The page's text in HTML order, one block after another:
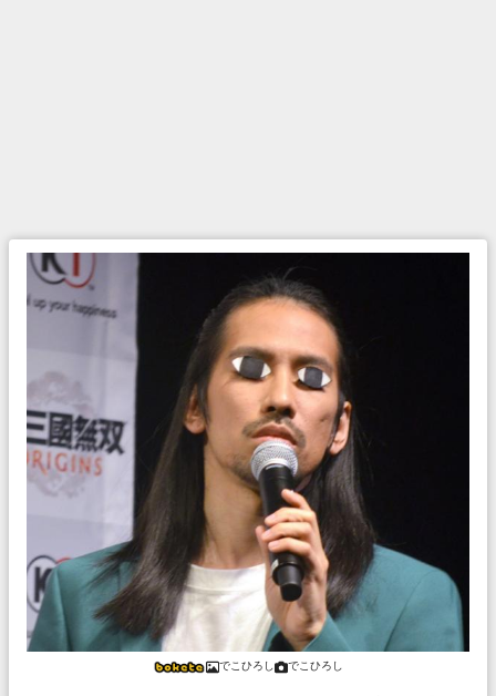
でこひろし でこひろし